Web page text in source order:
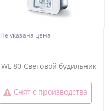
Не указана цена
WL 80 Световой будильник
Снят с производства